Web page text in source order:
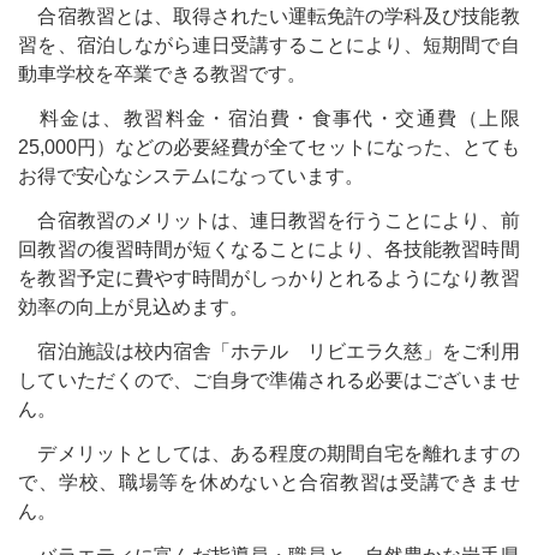
合宿中の生活
料金・入校日
合宿教習とは、取得されたい運転免許の学科及び技能教
習を、宿泊しながら連日受講することにより、短期間で自
動車学校を卒業できる教習です。
料金は、教習料金・宿泊費・食事代・交通費（上限
25,000円）などの必要経費が全てセットになった、とても
お得で安心なシステムになっています。
合宿教習のメリットは、連日教習を行うことにより、前
回教習の復習時間が短くなることにより、各技能教習時間
を教習予定に費やす時間がしっかりとれるようになり教習
効率の向上が見込めます。
宿泊施設は校内宿舎「ホテル リビエラ久慈」をご利用
していただくので、ご自身で準備される必要はございませ
ん。
デメリットとしては、ある程度の期間自宅を離れますの
で、学校、職場等を休めないと合宿教習は受講できませ
ん。